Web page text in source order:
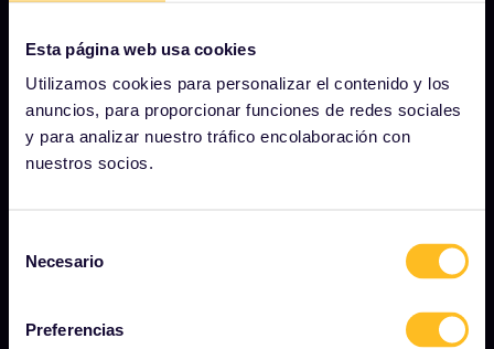
Esta página web usa cookies
Utilizamos cookies para personalizar el contenido y los
anuncios, para proporcionar funciones de redes sociales
y para analizar nuestro tráfico encolaboración con
nuestros socios.
Necesario
Preferencias
Quiénes somos
Carreras profesionales
Sala de prensa
Conviértete en uno de nuestros socios
Informe de impacto de Interrail